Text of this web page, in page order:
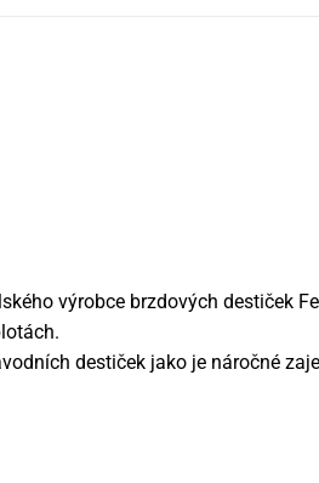
výrobce brzdových destiček
destiček jako je náročné